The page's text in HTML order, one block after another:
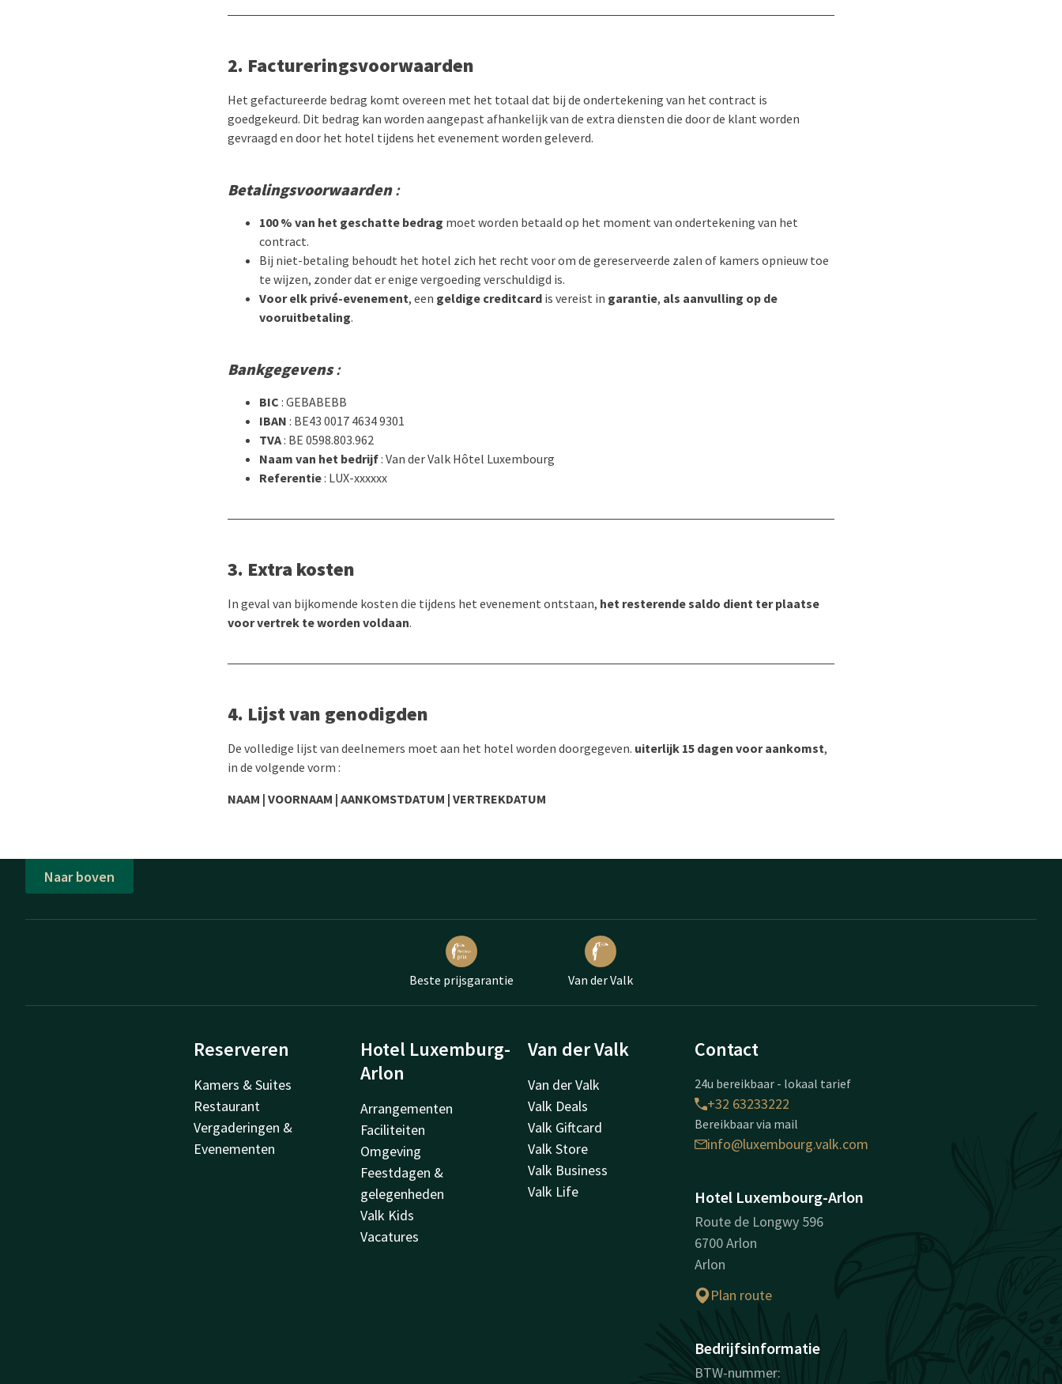
2. Factureringsvoorwaarden
Het gefactureerde bedrag komt overeen met het totaal dat bij de ondertekening van het contract is
goedgekeurd. Dit bedrag kan worden aangepast afhankelijk van de extra diensten die door de klant worden
gevraagd en door het hotel tijdens het evenement worden geleverd.
Betalingsvoorwaarden:
100 % van het geschatte bedrag moet worden betaald op het moment van ondertekening van het
contract.
Bij niet-betaling behoudt het hotel zich het recht voor om de gereserveerde zalen of kamers opnieuw toe
te wijzen, zonder dat er enige vergoeding verschuldigd is.
Voor elk privé-evenement, een geldige creditcard is vereist in garantie, als aanvulling op de
vooruitbetaling.
Bankgegevens:
BIC : GEBABEBB
IBAN : BE43 0017 4634 9301
TVA: BE 0598.803.962
Naam van het bedrijf: Van der Valk Hôtel Luxembourg
Referentie: LUX-xxxxxx
3. Extra kosten
In geval van bijkomende kosten die tijdens het evenement ontstaan, het resterende saldo dient ter plaatse
voor vertrek te worden voldaan.
4. Lijst van genodigden
De volledige lijst van deelnemers moet aan het hotel worden doorgegeven. uiterlijk 15 dagen voor aankomst,
in de volgende vorm :
NAAM | VOORNAAM | AANKOMSTDATUM | VERTREKDATUM
Naar boven
Beste prijsgarantie Van der Valk
Reserveren
Kamers & Suites
Restaurant
Vergaderingen &
Evenementen
Hotel Luxemburg-
Arlon
Arrangementen
Faciliteiten
Omgeving
Feestdagen &
gelegenheden
Valk Kids
Vacatures
Van der Valk
Van der Valk
Valk Deals
Valk Giftcard
Valk Store
Valk Business
Valk Life
Contact
24u bereikbaar - lokaal tarief
+32 63233222
Bereikbaar via mail
info@luxembourg.valk.com
Hotel Luxembourg-Arlon
Route de Longwy 596
6700 Arlon
Arlon
Plan route
Bedrijfsinformatie
BTW-nummer: